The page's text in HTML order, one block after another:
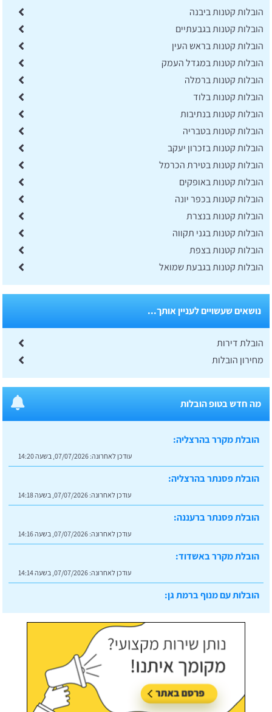
הובלות קטנות ביבנה
הובלות קטנות בגבעתיים
הובלות קטנות בראש העין
הובלות קטנות במגדל העמק
הובלות קטנות ברמלה
הובלות קטנות בלוד
הובלות קטנות בנתיבות
הובלות קטנות בטבריה
הובלות קטנות בזכרון יעקב
הובלות קטנות בטירת הכרמל
הובלות קטנות באופקים
הובלות קטנות בכפר יונה
הובלות קטנות בנצרת
הובלות קטנות בגני תקווה
הובלות קטנות בצפת
הובלות קטנות בגבעת שמואל
נושאים שעשויים לעניין אותך...
הובלת דירות
מחירון הובלות
מה חדש בטופ הובלות
הובלת מקרר בהרצליה:
הובלת פסנתר בהרצליה:
הובלת פסנתר ברעננה:
הובלת מקרר באשדוד:
הובלות עם מנוף ברמת גן: